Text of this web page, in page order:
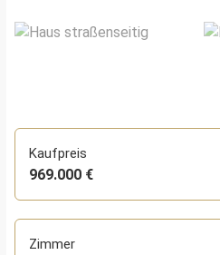
Kaufpreis
969.000 €
Zimmer